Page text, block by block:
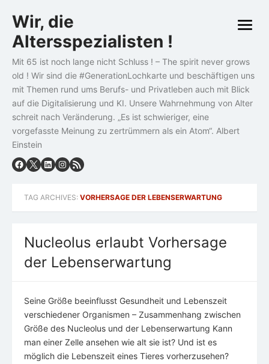
to
content
Wir, die
Altersspezialisten !
Mit 65 ist noch lange nicht Schluss ! – The spirit never grows
old ! Wir sind die #GenerationLochkarte und beschäftigen uns
mit Themen rund ums Berufs- und Privatleben auch mit Blick
auf die Digitalisierung und KI. Unsere Wahrnehmung von Alter
schreit nach Veränderung. „Es ist schwieriger, eine
vorgefasste Meinung zu zertrümmern als ein Atom“. Albert
Einstein
open
TAG ARCHIVES: VORHERSAGE DER LEBENSERWARTUNG
Nucleolus erlaubt Vorhersage
der Lebenserwartung
Seine Größe beeinflusst Gesundheit und Lebenszeit
verschiedener Organismen – Zusammenhang zwischen
Größe des Nucleolus und der Lebenserwartung Kann
man einer Zelle ansehen wie alt sie ist? Und ist es
möglich die Lebenszeit eines Tieres vorherzusehen?